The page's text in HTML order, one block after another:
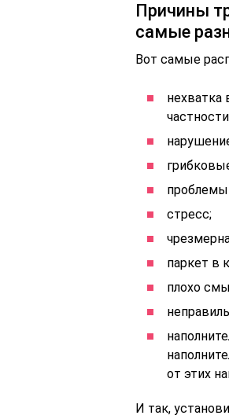
Причины
самые
Вот самые
нехватка
стресс;
паркет в
плохо
от этих
И так,